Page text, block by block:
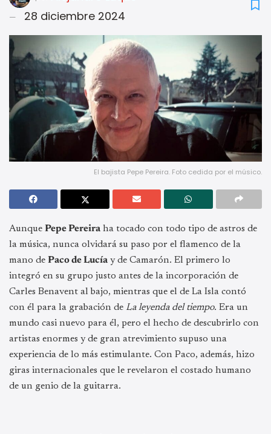
28 diciembre 2024
El bajista Pepe Pereira. Foto cedida por el músico.
Aunque Pepe Pereira ha tocado con todo tipo de astros de
la música, nunca olvidará su paso por el flamenco de la
mano de Paco de Lucía y de Camarón. El primero lo
integró en su grupo justo antes de la incorporación de
Carles Benavent al bajo, mientras que el de La Isla contó
con él para la grabación de La leyenda del tiempo. Era un
mundo casi nuevo para él, pero el hecho de descubrirlo con
artistas enormes y de gran atrevimiento supuso una
experiencia de lo más estimulante. Con Paco, además, hizo
giras internacionales que le revelaron el costado humano
de un genio de la guitarra.